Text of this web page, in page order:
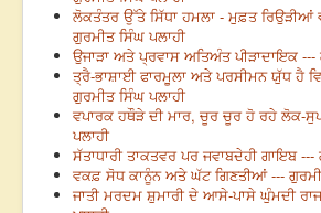
ਲੋਕਤੰਤਰ ਉੱਤੇ ਸਿੱਧਾ ਹਮਲਾ - ਮੁਫ਼ਤ ਰਿਉੜੀਆਂ
ਗੁਰਮੀਤ ਸਿੰਘ ਪਲਾਹੀ
ਉਜਾੜਾ ਅਤੇ ਪ੍ਰਵਾਸ ਅਤਿਅੰਤ ਪੀੜਾਦਾਇਕ ---
ਤ੍ਰੈ-ਭਾਸ਼ਾਈ ਫਾਰਮੂਲਾ ਅਤੇ ਪਰਸੀਮਨ ਯੁੱਧ ਹੈ
ਗੁਰਮੀਤ ਸਿੰਘ ਪਲਾਹੀ
ਵਪਾਰਕ ਹਥੌੜੇ ਦੀ ਮਾਰ, ਚੂਰ ਚੂਰ ਹੋ ਰਹੇ ਲੋਕ-
ਪਲਾਹੀ
ਸੱਤਾਧਾਰੀ ਤਾਕਤਵਰ ਪਰ ਜਵਾਬਦੇਹੀ ਗਾਇਬ
ਵਕਫ਼ ਸੋਧ ਕਾਨੂੰਨ ਅਤੇ ਘੱਟ ਗਿਣਤੀਆਂ ---
ਜਾਤੀ ਮਰਦਮ ਸ਼ੁਮਾਰੀ ਦੇ ਆਸੇ-ਪਾਸੇ ਘੁੰਮਦੀ